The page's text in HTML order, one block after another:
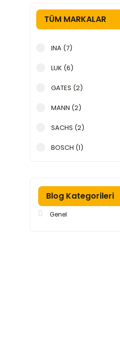
TÜM MARKALAR
INA (7)
LUK (6)
GATES (2)
MANN (2)
SACHS (2)
BOSCH (1)
Blog Kategorileri
Genel